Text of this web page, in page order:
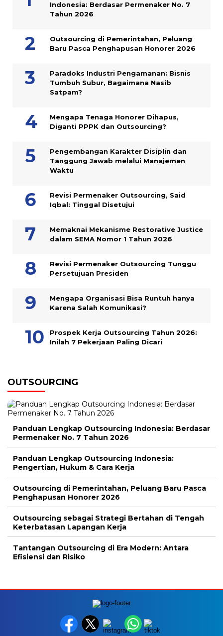
Indonesia: Berdasar Permenaker No. 7
Tahun 2026
Outsourcing di Pemerintahan, Peluang
Baru Pasca Penghapusan Honorer 2026
Paradoks Industri Pengamanan: Bisnis
Tumbuh Subur, Bagaimana Nasib
Satpam?
Mengapa Tenaga Honorer Dihapus,
Diganti PPPK dan Outsourcing?
Pengembangan Karakter Disiplin dan
Tanggung Jawab melalui Manajemen
Waktu
Revisi Permenaker Outsourcing, Said
Iqbal: Tinggal Disetujui
Memaknai Mekanisme Restorative Justice
dalam SEMA Nomor 1 Tahun 2026
Revisi Permenaker Outsourcing Tunggu
Persetujuan Presiden
Mengapa Organisasi Bisa Runtuh hanya
Karena Salah Komunikasi?
Prospek Kerja Outsourcing Tahun 2026:
Inilah 7 Pekerjaan Paling Dicari
OUTSOURCING
Panduan Lengkap Outsourcing Indonesia: Berdasar
Permenaker No. 7 Tahun 2026
Panduan Lengkap Outsourcing Indonesia:
Pengertian, Hukum & Cara Kerja
Outsourcing di Pemerintahan, Peluang Baru Pasca
Penghapusan Honorer 2026
Outsourcing sebagai Strategi Bertahan di Tengah
Keterbatasan Lapangan Kerja
Tantangan Outsourcing di Era Modern: Antara
Efisiensi dan Risiko